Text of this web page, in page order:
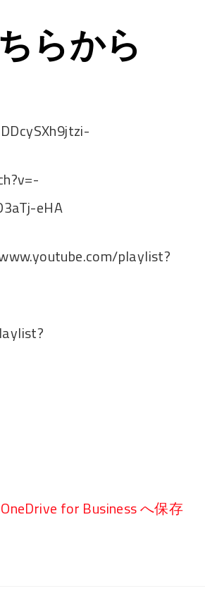
らから
eHA
playlist?
for Business へ保存